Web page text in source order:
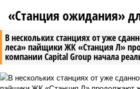
В нескольких станциях от уже
леса» пайщики ЖК «Станция Л»
компании Capital Group начала
«Станция ожидания»